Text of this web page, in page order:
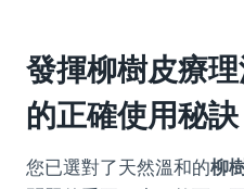
發揮柳樹皮療
的正確使用秘訣
您已選對了天然溫和的柳